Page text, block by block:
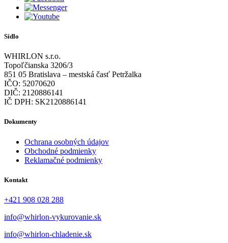
Sídlo
WHIRLON s.r.o.
Topoľčianska 3206/3
851 05 Bratislava – mestská časť Petržalka
IČO: 52070620
DIČ: 2120886141
IČ DPH: SK2120886141
Dokumenty
Ochrana osobných údajov
Obchodné podmienky
Reklamačné podmienky
Kontakt
+421 908 028 288
info@whirlon-vykurovanie.sk
info@whirlon-chladenie.sk